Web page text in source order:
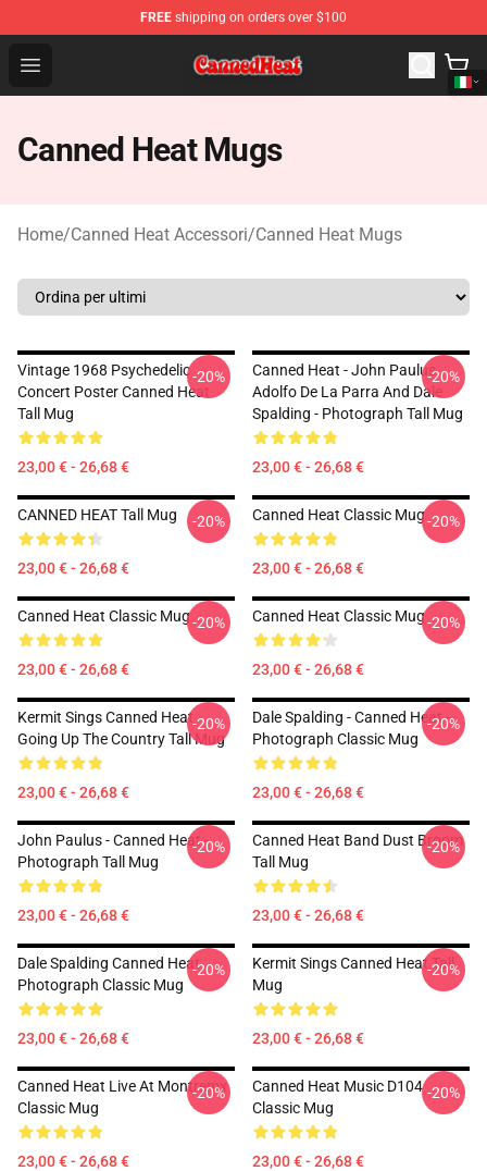
FREE shipping on orders over $100
Open menu
Canned Heat Store - Official Canned Heat Merchandise
Canned Heat Mugs
Home/Canned Heat Accessori/Canned Heat Mugs
Vintage 1968 Psychedelic
Concert Poster Canned Heat
Tall Mug
23,00 € - 26,68 €
-20%
Canned Heat - John Paulus,
Adolfo De La Parra And Dale
Spalding - Photograph Tall Mug
23,00 € - 26,68 €
-20%
CANNED HEAT Tall Mug
23,00 € - 26,68 €
-20% Canned Heat Classic Mug
23,00 € - 26,68 €
-20%
Canned Heat Classic Mug
23,00 € - 26,68 €
-20% Canned Heat Classic Mug
23,00 € - 26,68 €
-20%
Kermit Sings Canned Heat
Going Up The Country Tall Mug
23,00 € - 26,68 €
-20%
Dale Spalding - Canned Heat -
Photograph Classic Mug
23,00 € - 26,68 €
-20%
John Paulus - Canned Heat -
Photograph Tall Mug
23,00 € - 26,68 €
-20%
Canned Heat Band Dust Broom
Tall Mug
23,00 € - 26,68 €
-20%
Dale Spalding Canned Heat
Photograph Classic Mug
23,00 € - 26,68 €
-20%
Kermit Sings Canned Heat Tall
Mug
23,00 € - 26,68 €
-20%
Canned Heat Live At Montremx
Classic Mug
23,00 € - 26,68 €
-20%
Canned Heat Music D104
Classic Mug
23,00 € - 26,68 €
-20%